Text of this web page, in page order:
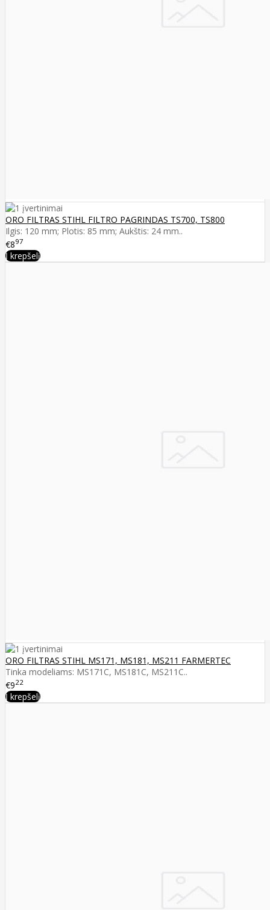
ORO FILTRAS STIHL FILTRO PAGRINDAS TS700, TS800
Ilgis: 120 mm; Plotis: 85 mm; Aukštis: 24 mm..
€897
Į krepšelį
ORO FILTRAS STIHL MS171, MS181, MS211 FARMERTEC
Tinka modeliams: MS171C, MS181C, MS211C..
€922
Į krepšelį